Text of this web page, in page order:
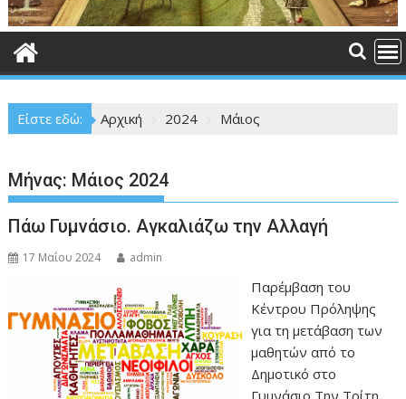
Είστε εδώ: Αρχική 2024 Μάιος
Μήνας: Μάιος 2024
Πάω Γυμνάσιο. Αγκαλιάζω την Αλλαγή
17 Μαΐου 2024 admin
Παρέμβαση του
Κέντρου Πρόληψης
για τη μετάβαση των
μαθητών από το
Δημοτικό στο
Γυμνάσιο Την Τρίτη,